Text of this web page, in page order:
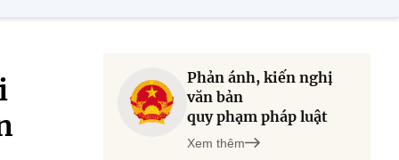
Phản ánh, kiến nghị
văn bản
quy phạm pháp luật
Xem thêm